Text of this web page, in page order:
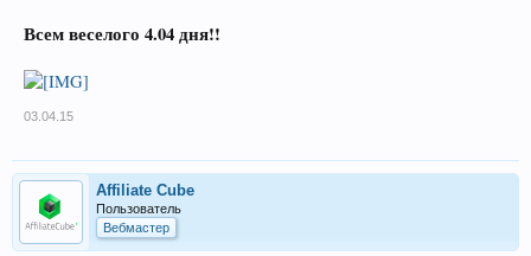
Всем веселого 4.04 дня!!
03.04.15
Affiliate Cube
Пользователь
Вебмастер